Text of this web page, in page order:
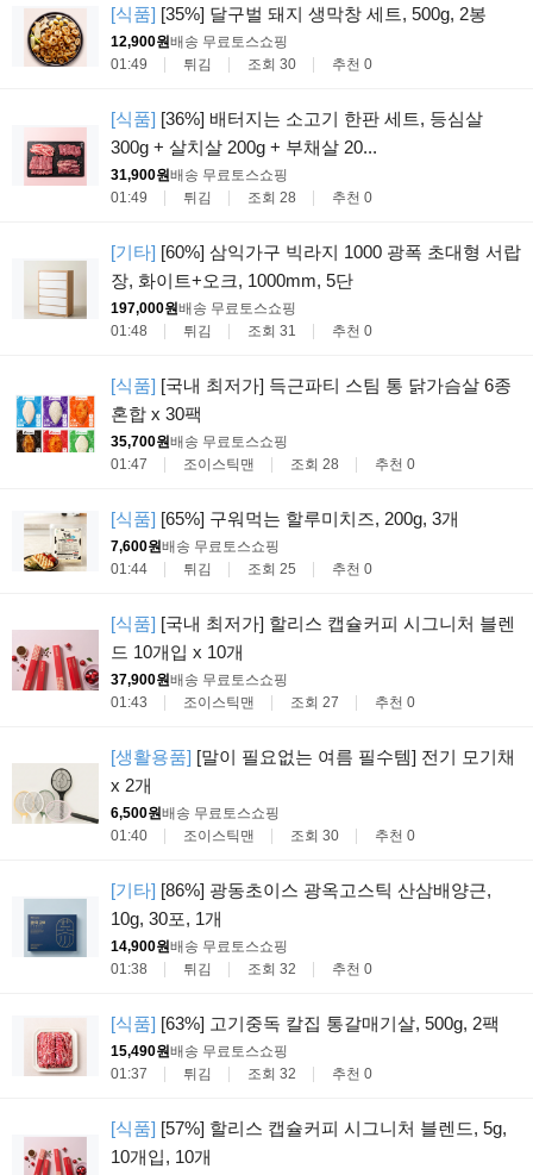
[식품] [35%] 달구벌 돼지 생막창 세트, 500g, 2봉
12,900원배송 무료토스쇼핑
01:49
튀김 조회 30 추천 0
[식품] [36%] 배터지는 소고기 한판 세트, 등심살
300g + 살치살 200g + 부채살 20...
31,900원배송 무료토스쇼핑
01:49
튀김 조회 28 추천 0
[기타] [60%] 삼익가구 빅라지 1000 광폭 초대형 서랍
장, 화이트+오크, 1000mm, 5단
197,000원배송 무료토스쇼핑
01:48
튀김 조회 31 추천 0
[식품] [국내 최저가] 득근파티 스팀 통 닭가슴살 6종
혼합 x 30팩
35,700원배송 무료토스쇼핑
01:47
조이스틱맨 조회 28 추천 0
[식품] [65%] 구워먹는 할루미치즈, 200g, 3개
7,600원배송 무료토스쇼핑
01:44
튀김 조회 25 추천 0
[식품] [국내 최저가] 할리스 캡슐커피 시그니처 블렌
드 10개입 x 10개
37,900원배송 무료토스쇼핑
01:43
조이스틱맨 조회 27 추천 0
[생활용품] [말이 필요없는 여름 필수템] 전기 모기채
x 2개
6,500원배송 무료토스쇼핑
01:40
조이스틱맨 조회 30 추천 0
[기타] [86%] 광동초이스 광옥고스틱 산삼배양근,
10g, 30포, 1개
14,900원배송 무료토스쇼핑
01:38
튀김 조회 32 추천 0
[식품] [63%] 고기중독 칼집 통갈매기살, 500g, 2팩
15,490원배송 무료토스쇼핑
01:37
튀김 조회 32 추천 0
[식품] [57%] 할리스 캡슐커피 시그니처 블렌드, 5g,
10개입, 10개